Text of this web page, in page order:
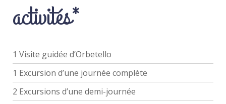
activités*
1 Visite guidée d’Orbetello
1 Excursion d’une journée complète
2 Excursions d’une demi-journée